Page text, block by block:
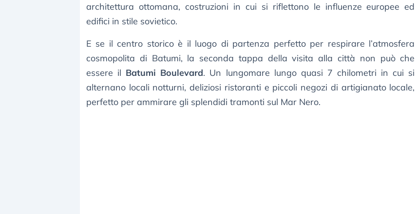
architettura ottomana, costruzioni in cui si riflettono le influenze europee ed
edifici in stile sovietico.
E se il centro storico è il luogo di partenza perfetto per respirare l’atmosfera
cosmopolita di Batumi, la seconda tappa della visita alla città non può che
essere il Batumi Boulevard. Un lungomare lungo quasi 7 chilometri in cui si
alternano locali notturni, deliziosi ristoranti e piccoli negozi di artigianato locale,
perfetto per ammirare gli splendidi tramonti sul Mar Nero.